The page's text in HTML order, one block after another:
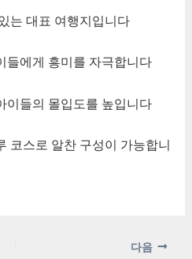
는 대표 여행지입니다
들에게 흥미를 자극합니다
이들의 몰입도를 높입니다
코스로 알찬 구성이 가능합니
다음